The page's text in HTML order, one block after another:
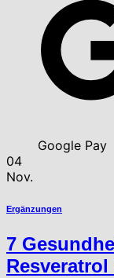
Google Pay
04
Nov.
Ergänzungen
7